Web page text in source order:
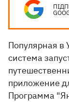
Популярная в
система
приложение
Программа